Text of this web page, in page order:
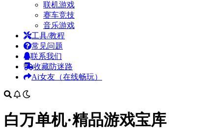
联机游戏
赛车竞技
音乐游戏
工具/教程
常见问题
联系我们
收藏防迷路
Ai女友（在线畅玩）
白万单机·精品游戏宝库